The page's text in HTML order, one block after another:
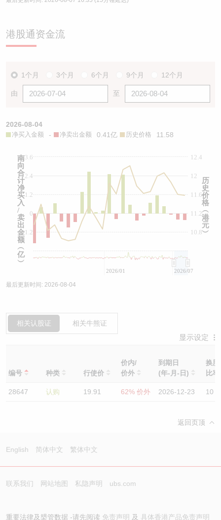
港股通资金流
1个月 3个月 6个月 9个月 12个月
由 至
2026-08-04
净买入金额 - 净卖出金额 0.41亿 历史价格 11.58
0
-1.2
1.2
2.4
3.6
12
10.8
11.2
11.6
12.4
2026/01 2026/07
南
向
合
计
净
买
入
/
卖
出
金
额
︵
亿
︶
历
史
价
格
︵
港
元
︶
最后更新时间: 2026-08-04
相关认股证 相关牛熊证
显示设定
编号 种类 行使价
价内/
价外
到期日
(年-月-日)
换股
比率
28647 认购 19.91 62% 价外 2026-12-23 10
返回页顶
English 简体中文 繁体中文
联系我们 网站地图 私隐声明 ubs.com
重要法律及槼管数据 -请先阅读 免责声明 及 具体香港产品免责声明